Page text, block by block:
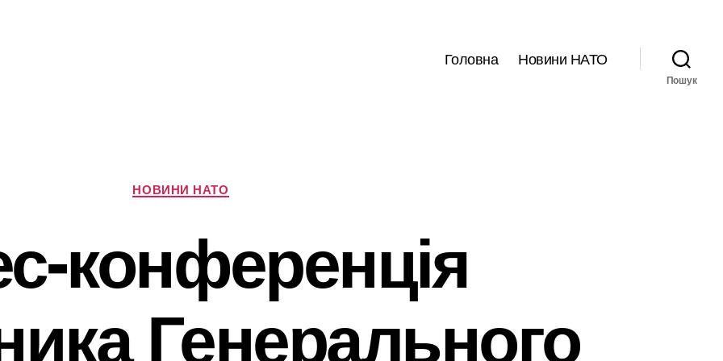
Головна Новини НАТО
Пошук
Категорії
НОВИНИ НАТО
конференція
Генерального